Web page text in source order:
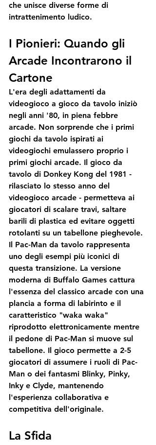
che unisce diverse forme di
intrattenimento ludico.
I Pionieri: Quando gli
Arcade Incontrarono il
Cartone
L'era degli adattamenti da
videogioco a gioco da tavolo iniziò
negli anni '80, in piena febbre
arcade. Non sorprende che i primi
giochi da tavolo ispirati ai
videogiochi emulassero proprio i
primi giochi arcade. Il gioco da
tavolo di Donkey Kong del 1981 -
rilasciato lo stesso anno del
videogioco arcade - permetteva ai
giocatori di scalare travi, saltare
barili di plastica ed evitare oggetti
rotolanti su un tabellone pieghevole.
Il Pac-Man da tavolo rappresenta
uno degli esempi più iconici di
questa transizione. La versione
moderna di Buffalo Games cattura
l'essenza del classico arcade con una
plancia a forma di labirinto e il
caratteristico "waka waka"
riprodotto elettronicamente mentre
il pedone di Pac-Man si muove sul
tabellone. Il gioco permette a 2-5
giocatori di assumere i ruoli di Pac-
Man o dei fantasmi Blinky, Pinky,
Inky e Clyde, mantenendo
l'esperienza collaborativa e
competitiva dell'originale.
La Sfida